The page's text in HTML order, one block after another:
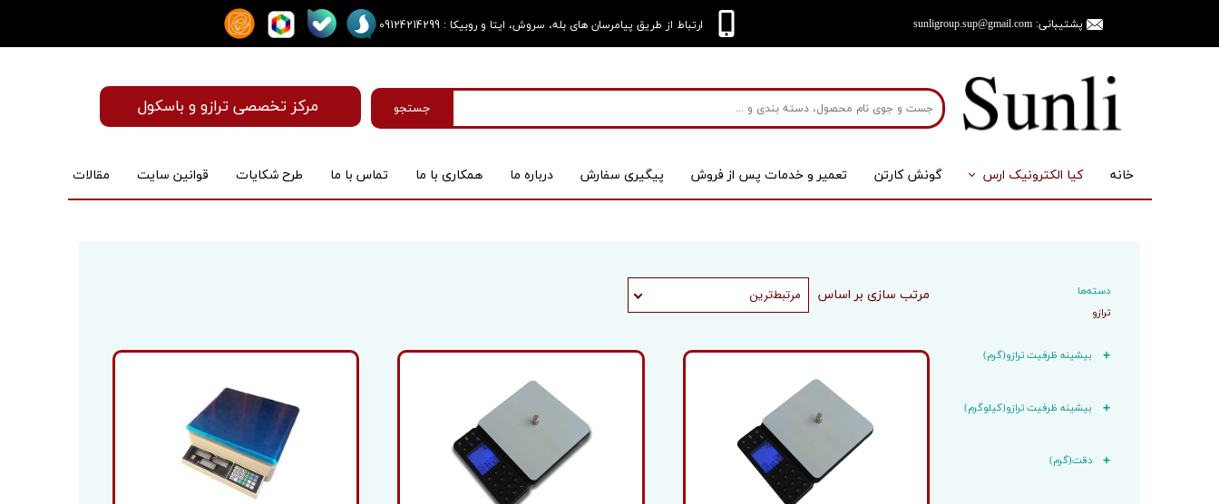
پشتیبانی:sunligroup.sup@gmail.com ارتباط از طریق پیامرسان های بله، سروش، ایتا و روبیکا : 09124214299
جستجو مرکز تخصصی ترازو و باسکول
خانه کیا الکترونیک ارس
ترازوی آزمایشگاهی
ترازوی جیبی
ترازوی خانگی
باسکول
باسکول متحرک
سینی و کیس
کابل تغذیه آداپتور
گونش کارتن تعمیر و خدمات پس از فروش پیگیری سفارش درباره‌ ما همکاری با ما تماس با ما طرح شکایات قوانین سایت مقالات
دسته‌ها
ترازو
دقت(گرم)
بیشینه ظرفیت ترازو(کیلوگرم)
بیشینه ظرفیت ترازو(گرم)
مرتب سازی بر اساس مرتبط‌ترین